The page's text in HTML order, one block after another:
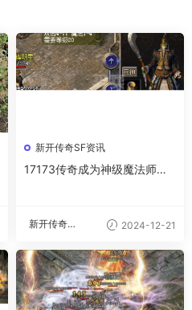
新开传奇SF资讯
17173传奇成为神级魔法师的
新开传奇私
2024-12-21